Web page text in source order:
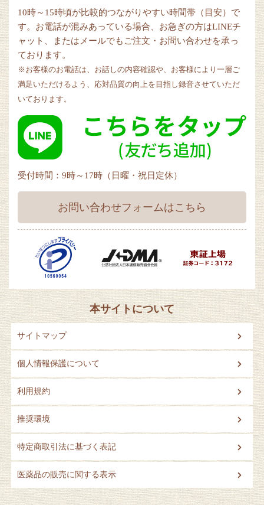
10時～15時頃が比較的つながりやすい時間帯（目安）で
す。お電話が混みあっている場合、お急ぎの方はLINEチ
ャット、またはメールでもご注文・お問い合わせを承っ
ております。
※お客様のお電話は、お話しの内容確認や、お客様により一層ご
満足いただけるよう、応対品質の向上を目指し録音させていただ
いております。
受付時間：9時～17時（日曜・祝日定休）
お問い合わせフォームはこちら
本サイトについて
サイトマップ
個人情報保護について
利用規約
推奨環境
特定商取引法に基づく表記
医薬品の販売に関する表示